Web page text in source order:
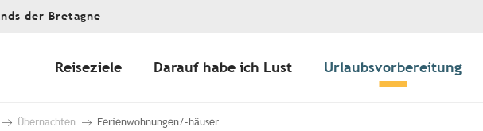
der Bretagne
Reiseziele Darauf habe ich Lust Urlaubsvorbereitung
Übernachten Ferienwohnungen/-häuser